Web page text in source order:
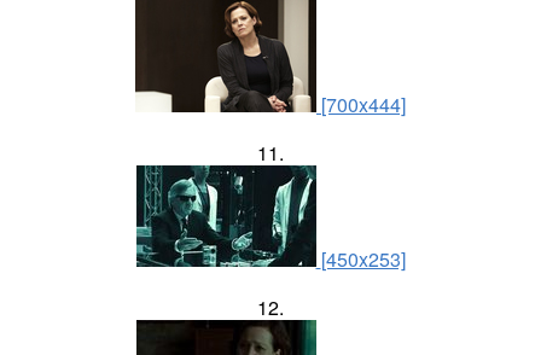
[700x444]
11.
[450x253]
12.